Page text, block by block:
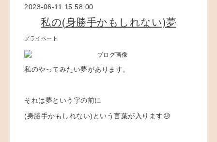
2023-06-11 15:58:00
私の(身勝手かもしれない)夢
プライベート
私のやってみたい夢があります。
それは夢という字の前に
(身勝手かもしれない)という言葉が入ります😓